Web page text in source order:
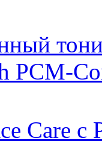
PCM-
Care с